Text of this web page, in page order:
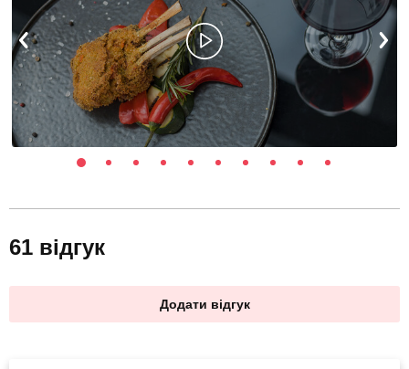
61 відгук
Додати відгук